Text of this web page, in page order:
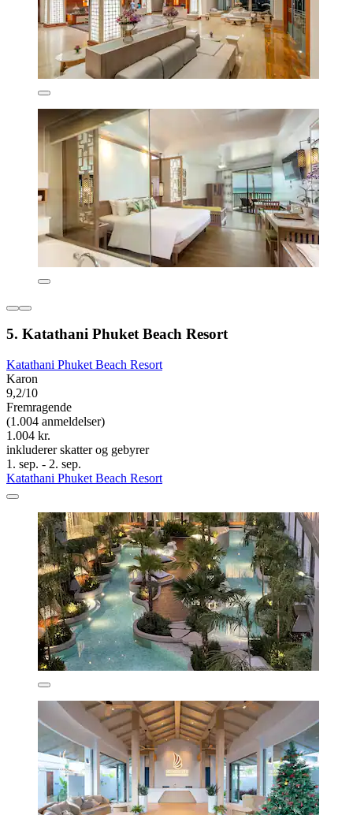
5. Katathani Phuket Beach Resort
Katathani Phuket Beach Resort
Karon
9,2/10
Fremragende
(1.004 anmeldelser)
1.004 kr.
inkluderer skatter og gebyrer
1. sep. - 2. sep.
Katathani Phuket Beach Resort